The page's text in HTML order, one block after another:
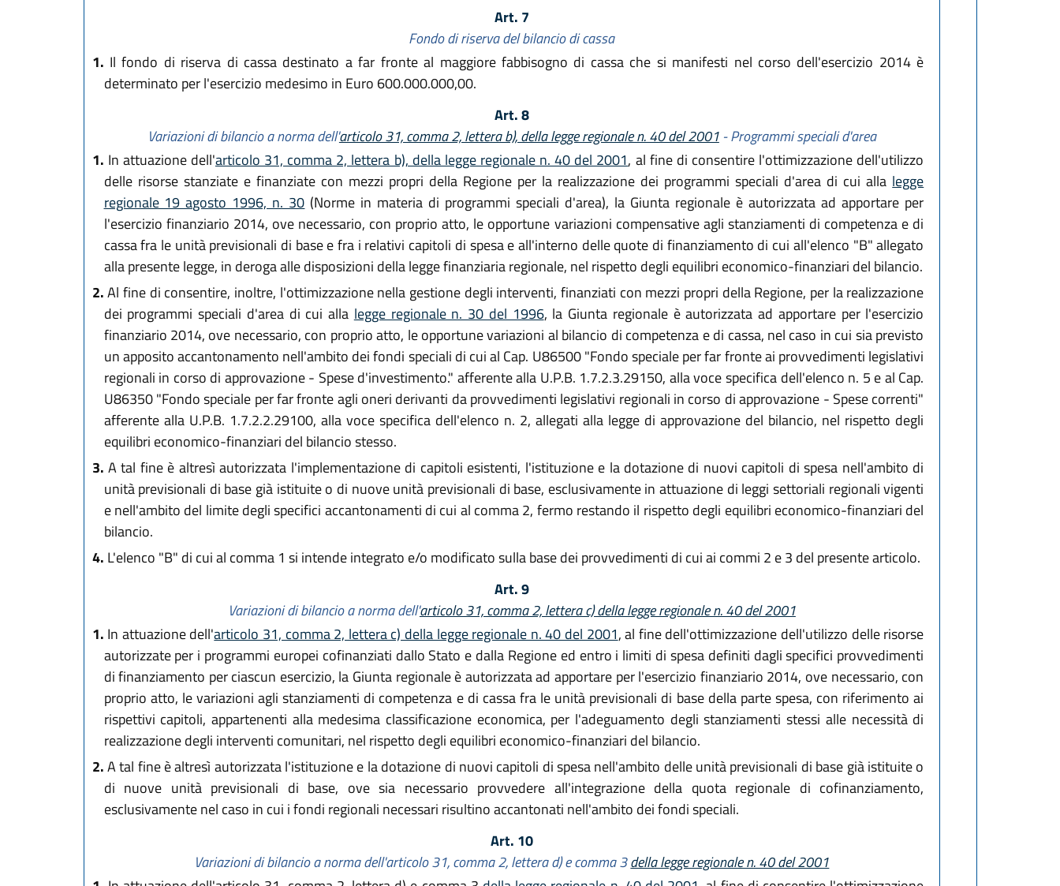
Art. 7
Fondo di riserva del bilancio di cassa
1. Il fondo di riserva di cassa destinato a far fronte al maggiore fabbisogno di cassa che si manifesti nel corso dell'esercizio 2014 è
determinato per l'esercizio medesimo in Euro 600.000.000,00.
Art. 8
Variazioni di bilancio a norma dell'articolo 31, comma 2, lettera b), della legge regionale n. 40 del 2001- Programmi speciali d'area
1. In attuazione dell'articolo 31, comma 2, lettera b), della legge regionale n. 40 del 2001, al fine di consentire l'ottimizzazione dell'utilizzo
delle risorse stanziate e finanziate con mezzi propri della Regione per la realizzazione dei programmi speciali d'area di cui alla legge
regionale 19 agosto 1996, n. 30 (Norme in materia di programmi speciali d'area), la Giunta regionale è autorizzata ad apportare per
l'esercizio finanziario 2014, ove necessario, con proprio atto, le opportune variazioni compensative agli stanziamenti di competenza e di
cassa fra le unità previsionali di base e fra i relativi capitoli di spesa e all'interno delle quote di finanziamento di cui all'elenco "B" allegato
alla presente legge, in deroga alle disposizioni della legge finanziaria regionale, nel rispetto degli equilibri economico-finanziari del bilancio.
2.Al fine di consentire, inoltre, l'ottimizzazione nella gestione degli interventi, finanziati con mezzi propri della Regione, per la realizzazione
dei programmi speciali d'area di cui alla legge regionale n. 30 del 1996, la Giunta regionale è autorizzata ad apportare per l'esercizio
finanziario 2014, ove necessario, con proprio atto, le opportune variazioni al bilancio di competenza e di cassa, nel caso in cui sia previsto
un apposito accantonamento nell'ambito dei fondi speciali di cui al Cap. U86500 "Fondo speciale per far fronte ai provvedimenti legislativi
regionali in corso di approvazione - Spese d'investimento." afferente alla U.P.B. 1.7.2.3.29150, alla voce specifica dell'elenco n. 5 e al Cap.
U86350 "Fondo speciale per far fronte agli oneri derivanti da provvedimenti legislativi regionali in corso di approvazione - Spese correnti"
afferente alla U.P.B. 1.7.2.2.29100, alla voce specifica dell'elenco n. 2, allegati alla legge di approvazione del bilancio, nel rispetto degli
equilibri economico-finanziari del bilancio stesso.
3. A tal fine è altresì autorizzata l'implementazione di capitoli esistenti, l'istituzione e la dotazione di nuovi capitoli di spesa nell'ambito di
unità previsionali di base già istituite o di nuove unità previsionali di base, esclusivamente in attuazione di leggi settoriali regionali vigenti
e nell'ambito del limite degli specifici accantonamenti di cui al comma 2, fermo restando il rispetto degli equilibri economico-finanziari del
bilancio.
4. L'elenco "B" di cui al comma 1 si intende integrato e/o modificato sulla base dei provvedimenti di cui ai commi 2 e 3 del presente articolo.
Art. 9
Variazioni di bilancio a norma dell'articolo 31, comma 2, lettera c) della legge regionale n. 40 del 2001
1. In attuazione dell'articolo 31, comma 2, lettera c) della legge regionale n. 40 del 2001, al fine dell'ottimizzazione dell'utilizzo delle risorse
autorizzate per i programmi europei cofinanziati dallo Stato e dalla Regione ed entro i limiti di spesa definiti dagli specifici provvedimenti
di finanziamento per ciascun esercizio, la Giunta regionale è autorizzata ad apportare per l'esercizio finanziario 2014, ove necessario, con
proprio atto, le variazioni agli stanziamenti di competenza e di cassa fra le unità previsionali di base della parte spesa, con riferimento ai
rispettivi capitoli, appartenenti alla medesima classificazione economica, per l'adeguamento degli stanziamenti stessi alle necessità di
realizzazione degli interventi comunitari, nel rispetto degli equilibri economico-finanziari del bilancio.
2.A tal fine è altresì autorizzata l'istituzione e la dotazione di nuovi capitoli di spesa nell'ambito delle unità previsionali di base già istituite o
di nuove unità previsionali di base, ove sia necessario provvedere all'integrazione della quota regionale di cofinanziamento,
esclusivamente nel caso in cui i fondi regionali necessari risultino accantonati nell'ambito dei fondi speciali.
Art. 10
Variazioni di bilancio a norma dell'articolo 31, comma 2, lettera d) e comma 3della legge regionale n. 40 del 2001